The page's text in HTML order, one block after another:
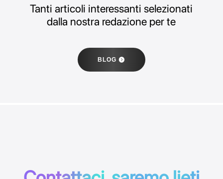
Tanti articoli interessanti selezionati
dalla nostra redazione per te
BLOG